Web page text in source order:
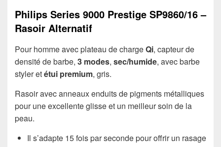
Philips Series 9000 Prestige SP9860/16 –
Rasoir Alternatif
Pour homme avec plateau de chargeQi, capteur de
densité de barbe, 3 modes, sec/humide, avec barbe
styler etétui premium, gris.
Rasoir avec anneaux enduits de pigments métalliques
pour une excellente glisse et un meilleur soin de la
peau.
Il s’adapte 15 fois par seconde pour offrir un rasage